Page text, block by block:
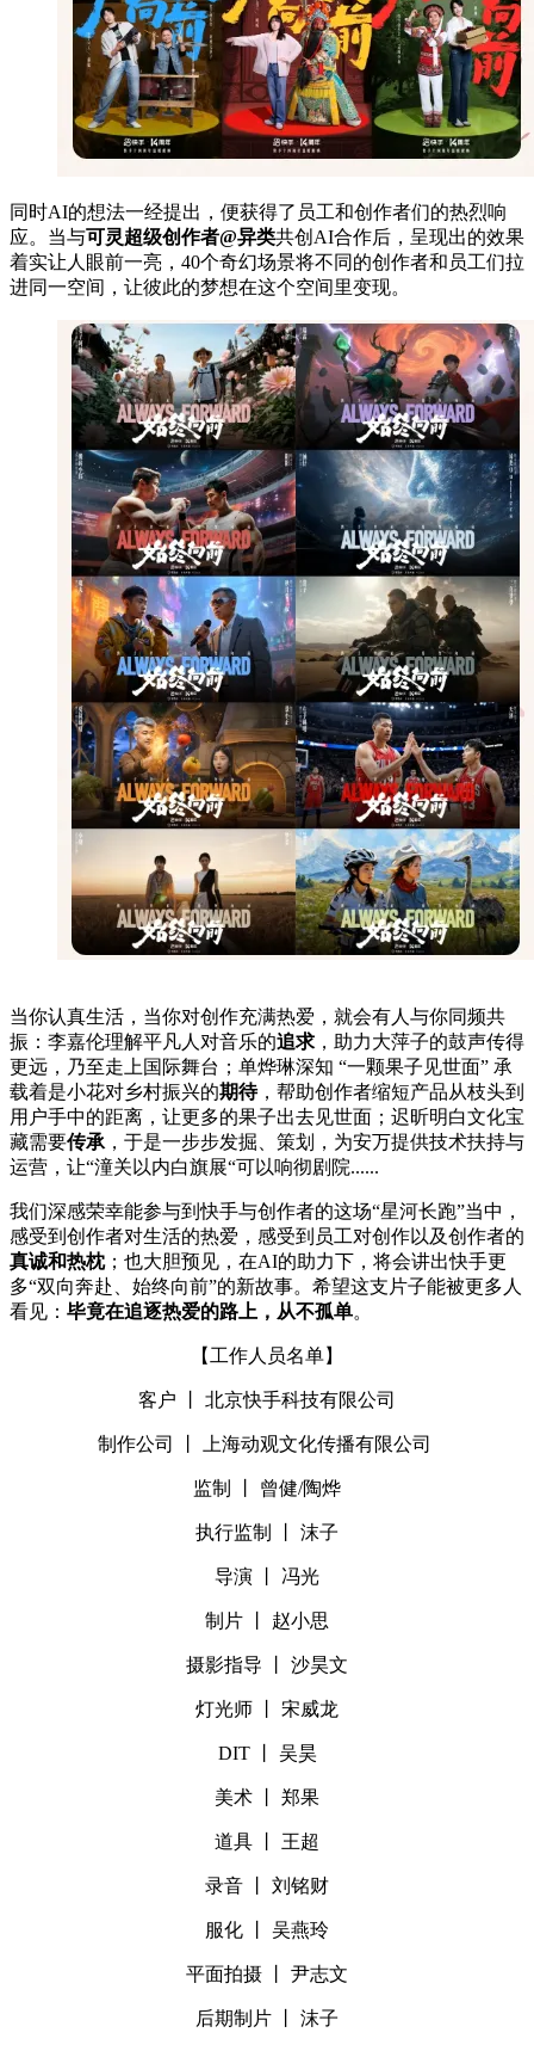
同时AI的想法一经提出，便获得了员工和创作者们的热烈响
应。当与可灵超级创作者@异类共创AI合作后，呈现出的效果
着实让人眼前一亮，40个奇幻场景将不同的创作者和员工们拉
进同一空间，让彼此的梦想在这个空间里变现。
当你认真生活，当你对创作充满热爱，就会有人与你同频共
振：李嘉伦理解平凡人对音乐的追求 ，助力大萍子的鼓声传得
更远，乃至走上国际舞台；单烨琳深知 “一颗果子见世面” 承
载着是小花对乡村振兴的期待，帮助创作者缩短产品从枝头到
用户手中的距离，让更多的果子出去见世面；迟昕明白文化宝
藏需要传承 ，于是一步步发掘、策划，为安万提供技术扶持与
运营，让“潼关以内白旗展“可以响彻剧院......
我们深感荣幸能参与到快手与创作者的这场“星河长跑”当中，
感受到创作者对生活的热爱，感受到员工对创作以及创作者的
真诚和热枕；也大胆预见，在AI的助力下，将会讲出快手更
多“双向奔赴、始终向前”的新故事。希望这支片子能被更多人
看见： 毕竟在追逐热爱的路上，从不孤单。
【工作人员名单】
客户 丨 北京快手科技有限公司
制作公司 丨 上海动观文化传播有限公司
监制 丨 曾健/陶烨
执行监制 丨 沫子
导演 丨 冯光
制片 丨 赵小思
摄影指导 丨 沙昊文
灯光师 丨 宋威龙
DIT 丨 吴昊
美术 丨 郑果
道具 丨 王超
录音 丨 刘铭财
服化 丨 吴燕玲
平面拍摄 丨 尹志文
后期制片 丨 沫子